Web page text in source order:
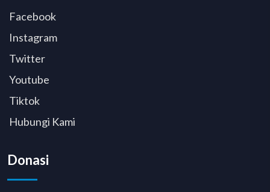
Facebook
Instagram
Twitter
Youtube
Tiktok
Hubungi Kami
Donasi